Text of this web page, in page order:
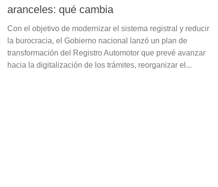
aranceles: qué cambia
Con el objetivo de modernizar el sistema registral y reducir
la burocracia, el Gobierno nacional lanzó un plan de
transformación del Registro Automotor que prevé avanzar
hacia la digitalización de los trámites, reorganizar el...